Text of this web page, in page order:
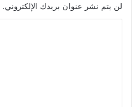
لن يتم نشر عنوان بريدك الإلكتروني.